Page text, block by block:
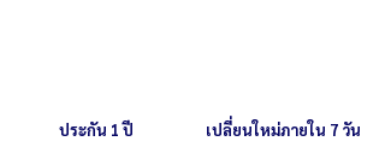
ประกัน 1 ปี เปลี่ยนใหม่ภายใน 7 วัน